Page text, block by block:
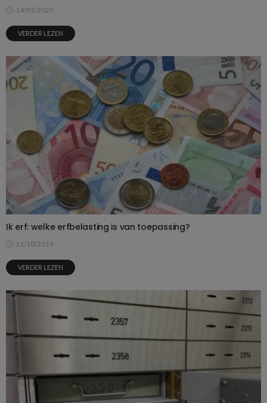
14/01/2020
VERDER LEZEN
Ik erf: welke erfbelasting is van toepassing?
31/10/2019
VERDER LEZEN